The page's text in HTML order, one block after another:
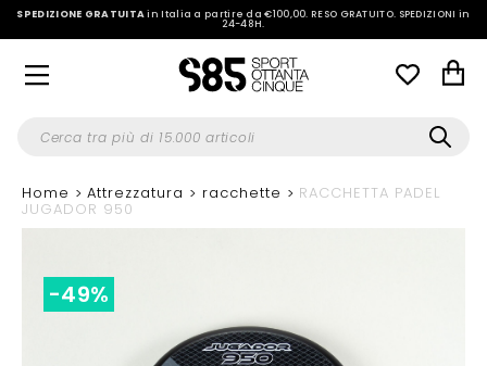
SPEDIZIONE GRATUITAin Italia a partire da €100,00.RESO GRATUITO. SPEDIZIONI in
24-48H.
Home Attrezzatura racchette RACCHETTA PADEL
JUGADOR 950
-49%